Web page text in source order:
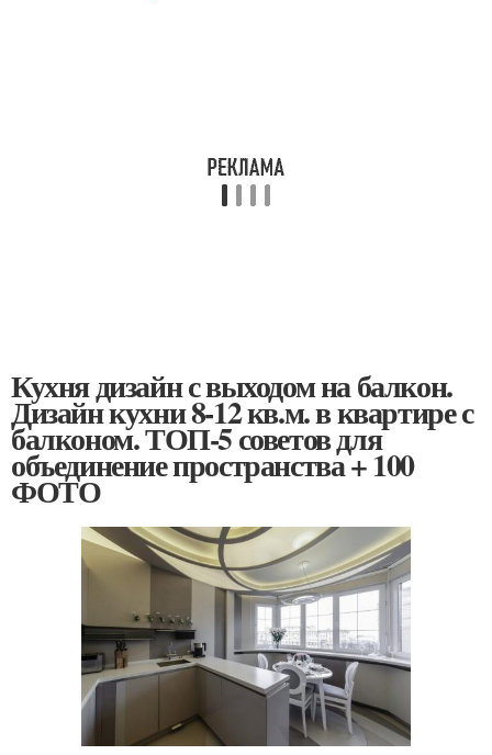
Кухня дизайн с выходом на балкон.
Дизайн кухни 8-12 кв.м. в квартире с
балконом. ТОП-5 советов для
объединение пространства + 100
ФОТО